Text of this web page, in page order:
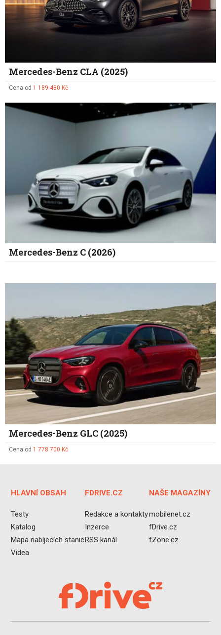
Mercedes-Benz CLA (2025)
Cena od 1 189 430 Kč
Mercedes-Benz C (2026)
Mercedes-Benz GLC (2025)
Cena od 1 778 700 Kč
HLAVNÍ OBSAH
Testy
Katalog
Mapa nabíjecích stanic
Videa
FDRIVE.CZ
Redakce a kontakty
Inzerce
RSS kanál
NAŠE MAGAZÍNY
mobilenet.cz
fDrive.cz
fZone.cz